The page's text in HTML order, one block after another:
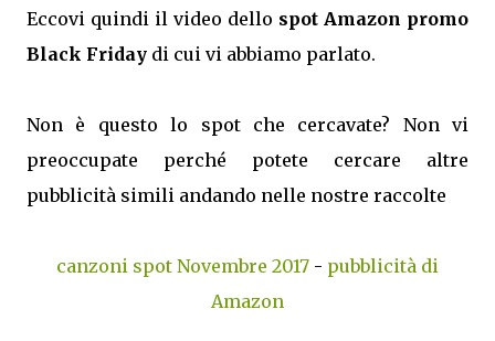
Eccovi quindi il video dello spot Amazon promo
Black Friday di cui vi abbiamo parlato.
Non è questo lo spot che cercavate? Non vi
preoccupate perché potete cercare altre
pubblicità simili andando nelle nostre raccolte
canzoni spot Novembre 2017 - pubblicità di
Amazon